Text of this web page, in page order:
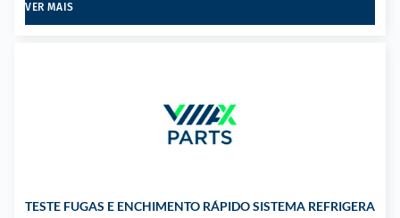
VER MAIS
TESTE FUGAS E ENCHIMENTO RÁPIDO SISTEMA